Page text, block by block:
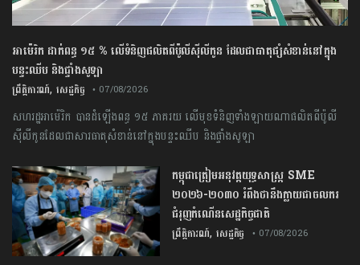
អាម៉េរិក ដាក់ពន្ធ ១៥ % លើទំនិញផលិតពីប៉ូលីស៊ីលីកូន ដែលជាធាតុផ្សំសំខាន់នៅក្នុង
បន្ទះឈីប និងផ្ទាំងសូឡា
ព្រឹត្តិការណ៍, សេដ្ឋកិច្ច • 07/08/2026
សហរដ្ឋអាម៉េរិក បានដំឡើងពន្ធ ១៥ ភាគរយ លើមុខទំនិញទាំងឡាយណាផលិតពីប៉ូលី
ស៊ីលីកូនដែលជាសារធាតុសំខាន់នៅក្នុងបន្ទះឈីប និងផ្ទាំងសូឡា
កម្ពុជា​ត្រៀមអនុវត្ត​យុទ្ធសាស្ត្រ​ ​SME​ ​
២០២៦​-​២០៣០​ រំពឹងថានឹងក្លាយ​ជា​ចលករ​
ជំរុញ​កំណើន​សេដ្ឋកិច្ច​ជាតិ​
ព្រឹត្តិការណ៍, សេដ្ឋកិច្ច • 07/08/2026